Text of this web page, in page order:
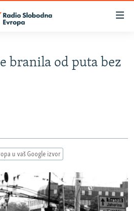
branila od puta bez
u vaš Google izvor